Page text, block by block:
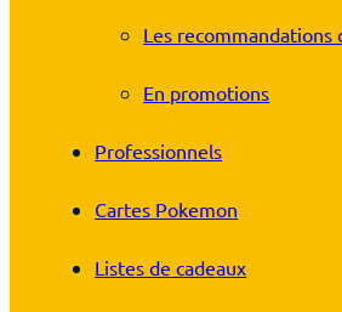
Les recommandations
En promotions
Professionnels
Cartes Pokemon
Listes de cadeaux